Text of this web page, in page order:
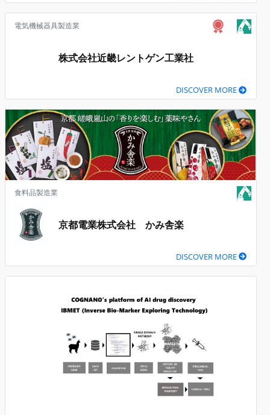
電気機械器具製造業
株式会社近畿レントゲン工業社
DISCOVER MORE
食料品製造業
京都電業株式会社 かみ舎楽
DISCOVER MORE